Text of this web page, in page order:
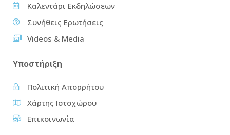
Καλεντάρι Εκδηλώσεων
Συνήθεις Ερωτήσεις
Videos & Media
Υποστήριξη
Πολιτική Απορρήτου
Χάρτης Ιστοχώρου
Επικοινωνία